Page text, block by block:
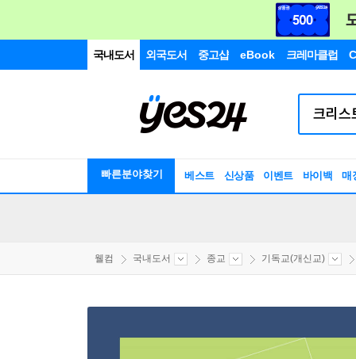
국내도서 외국도서 중고샵 eBook 크레마클럽
빠른분야찾기 베스트 신상품 이벤트 바이백 매
웰컴 국내도서 종교 기독교(개신교)